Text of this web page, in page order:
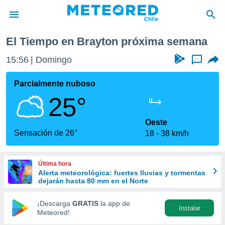
de
por
se
calidad.
a este
las
y
forma
digital
basada
El Tiempo en Brayton próxima semana
15:56 Domingo ...
Parcialmente nuboso
25°
Sensación de 26°
Oeste
18
38 km/h
Última hora
Alerta meteorológica: fuertes lluvias y tormentas
dejarán hasta 80 mm en el Norte
¡Descarga GRATIS la app de
Meteored!
Instalar